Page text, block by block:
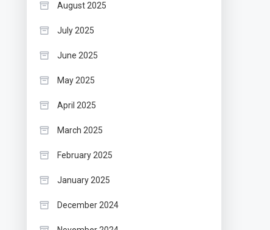
August 2025
July 2025
June 2025
May 2025
April 2025
March 2025
February 2025
January 2025
December 2024